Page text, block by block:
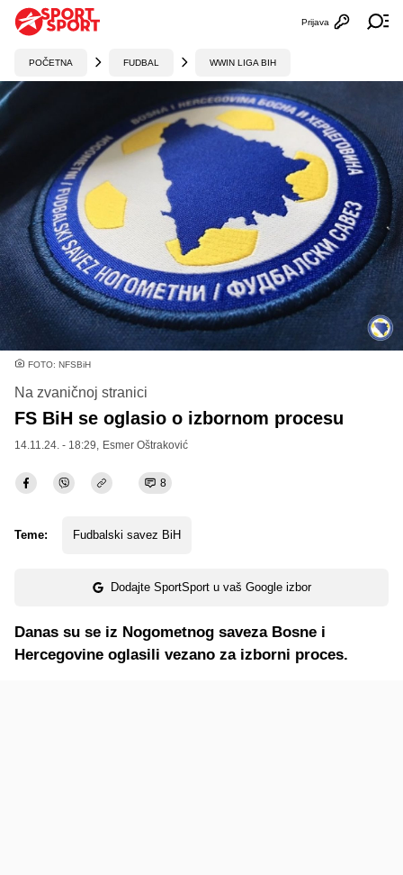
Otvori
Prijava
POČETNA FUDBAL WWIN LIGA BIH
FOTO: NFSBiH
Na zvaničnoj stranici
FS BiH se oglasio o izbornom procesu
14.11.24. - 18:29, Esmer Oštraković
8
Teme: Fudbalski savez BiH
Dodajte SportSport u vaš Google izbor
Danas su se iz Nogometnog saveza Bosne i
Hercegovine oglasili vezano za izborni proces.